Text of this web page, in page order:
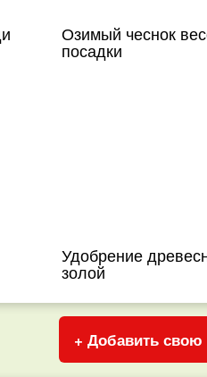
Озимый чеснок
посадки
Удобрение
золой
+ Добавить свою